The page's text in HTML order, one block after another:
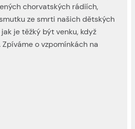
chorvatských rádiích,
ze smrti našich dětských
je těžký být venku, když
o vzpomínkách na